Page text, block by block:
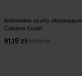
Niebieskie szorty okrywające
Cabana Crush
91,19 zł113,99 zł